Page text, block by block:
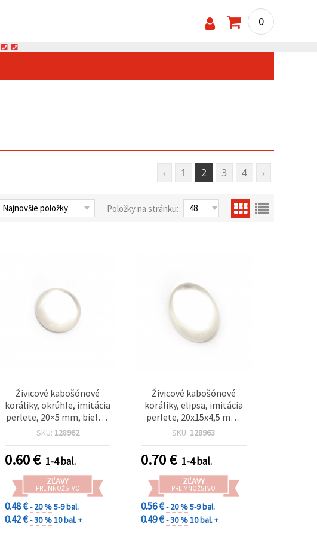
0
‹ 1 2 3 4 ›
Položky na stránku:
Živicové kabošónové
koráliky, okrúhle, imitácia
perlete, 20×5 mm, biele –
5 ks
SKU: 128962
0.60€ 1-4 bal.
ZĽAVY
PRE MNOŽSTVO
0.48 €- 20 %5-9 bal.
0.42 €- 30 %10 bal. +
Živicové kabošónové
koráliky, elipsa, imitácia
perlete, 20x15x4,5 mm,
biele – 5 ks
SKU: 128963
0.70€ 1-4 bal.
ZĽAVY
PRE MNOŽSTVO
0.56 €- 20 %5-9 bal.
0.49 €- 30 %10 bal. +